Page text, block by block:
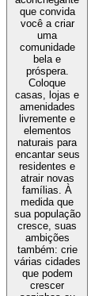
que convida
você a criar
uma
comunidade
bela e
próspera.
Coloque
casas, lojas e
amenidades
livremente e
elementos
naturais para
encantar seus
residentes e
atrair novas
famílias. À
medida que
sua população
cresce, suas
ambições
também: crie
várias cidades
que podem
crescer